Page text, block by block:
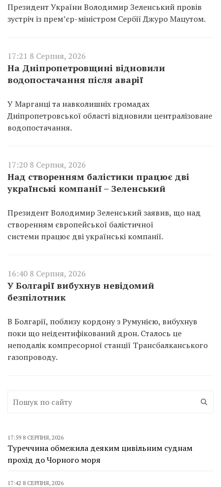
Президент України Володимир Зеленський провів
зустріч із прем’єр-міністром Сербії Джуро Мацутом.
17:21 8 Серпня, 2026
На Дніпропетровщині відновили
водопостачання після аварії
У Марганці та навколишніх громадах
Дніпропетровської області відновили централізоване
водопостачання.
17:20 8 Серпня, 2026
Над створенням балістики працює дві
українські компанії – Зеленський
Президент Володимир Зеленський заявив, що над
створенням європейської балістичної
системи працює дві українські компанії.
16:40 8 Серпня, 2026
У Болгарії вибухнув невідомий
безпілотник
В Болгарії, поблизу кордону з Румунією, вибухнув
поки що неідентифікований дрон. Сталось це
неподалік компресорної станції Трансбалканського
газопроводу.
17:59 8 СЕРПНЯ, 2026
Туреччина обмежила деяким цивільним суднам
прохід до Чорного моря
17:42 8 СЕРПНЯ, 2026